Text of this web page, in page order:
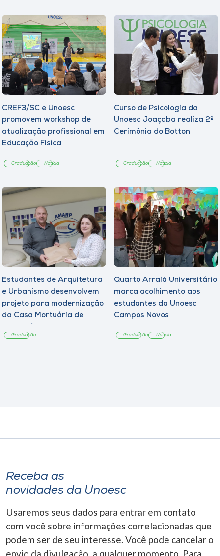
CREF3/SC e Unoesc
promovem workshop de
atualização profissional em
Educação Física
Graduação Notícia
Curso de Psicologia da
Unoesc Joaçaba realiza 2ª
Cerimônia do Botton
Graduação Notícia
Estudantes de Arquitetura
e Urbanismo desenvolvem
projeto para modernização
da Casa Mortuária de
Graduação
Quarto Arraiá Universitário
marca acolhimento aos
estudantes da Unoesc
Campos Novos
Graduação Notícia
Receba as
novidades da Unoesc
Usaremos seus dados para entrar em contato
com você sobre informações correlacionadas que
podem ser de seu interesse. Você pode cancelar o
envio da divulgação, a qualquer momento. Para